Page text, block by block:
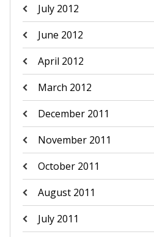
July 2012
June 2012
April 2012
March 2012
December 2011
November 2011
October 2011
August 2011
July 2011